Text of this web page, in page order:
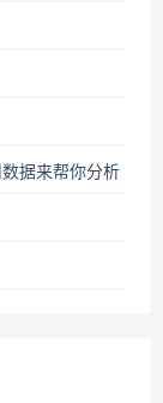
据来帮你分析